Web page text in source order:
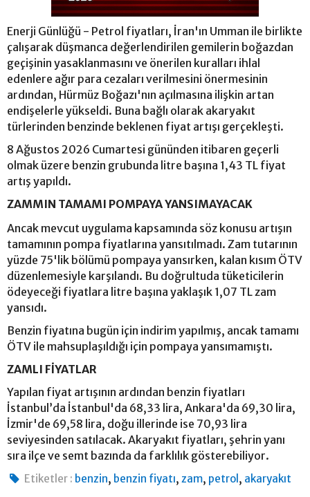
Enerji Günlüğü - Petrol fiyatları, İran'ın Umman ile birlikte
çalışarak düşmanca değerlendirilen gemilerin boğazdan
geçişinin yasaklanmasını ve önerilen kuralları ihlal
edenlere ağır para cezaları verilmesini önermesinin
ardından, Hürmüz Boğazı'nın açılmasına ilişkin artan
endişelerle yükseldi. Buna bağlı olarak akaryakıt
türlerinden benzinde beklenen fiyat artışı gerçekleşti.
8 Ağustos 2026 Cumartesi gününden itibaren geçerli
olmak üzere benzin grubunda litre başına 1,43 TL fiyat
artış yapıldı.
ZAMMIN TAMAMI POMPAYA YANSIMAYACAK
Ancak mevcut uygulama kapsamında söz konusu artışın
tamamının pompa fiyatlarına yansıtılmadı. Zam tutarının
yüzde 75'lik bölümü pompaya yansırken, kalan kısım ÖTV
düzenlemesiyle karşılandı. Bu doğrultuda tüketicilerin
ödeyeceği fiyatlara litre başına yaklaşık 1,07 TL zam
yansıdı.
Benzin fiyatına bugün için indirim yapılmış, ancak tamamı
ÖTV ile mahsuplaşıldığı için pompaya yansımamıştı.
ZAMLI FİYATLAR
Yapılan fiyat artışının ardından benzin fiyatları
İstanbul’da İstanbul'da 68,33 lira, Ankara'da 69,30 lira,
İzmir'de 69,58 lira, doğu illerinde ise 70,93 lira
seviyesinden satılacak. Akaryakıt fiyatları, şehrin yanı
sıra ilçe ve semt bazında da farklılık gösterebiliyor.
Etiketler : benzin, benzin fiyatı, zam, petrol , akaryakıt